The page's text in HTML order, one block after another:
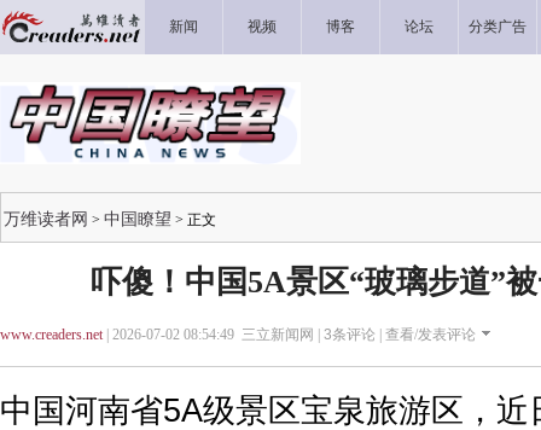
新闻 视频 博客 论坛 分类广告
万维读者网 > 中国瞭望 > 正文
吓傻！中国5A景区“玻璃步道”
www.creaders.net| 2026-07-02 08:54:49 三立新闻网 | 3条评论 | 查看/发表评论
中国河南省5A级景区宝泉旅游区，